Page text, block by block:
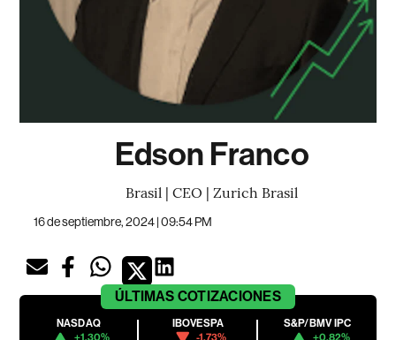
Edson Franco
Brasil | CEO | Zurich Brasil
16 de septiembre, 2024 | 09:54 PM
ÚLTIMAS COTIZACIONES
NASDAQ
+1.30%
IBOVESPA
-1.73%
S&P/BMV IPC
+0.82%